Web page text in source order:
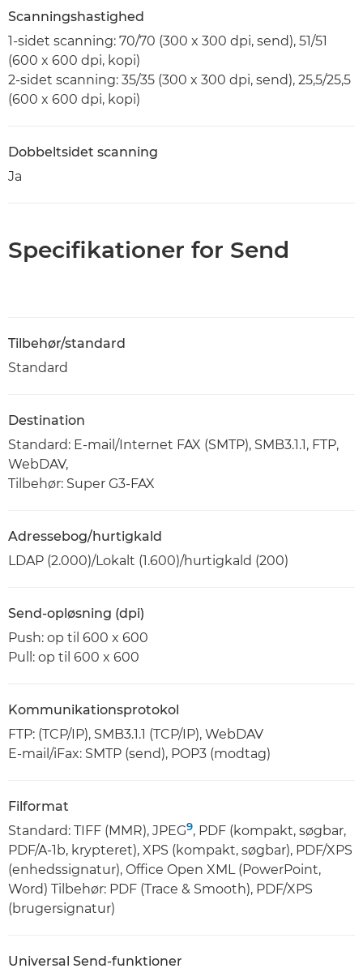
Scanningshastighed
1-sidet scanning: 70/70 (300 x 300 dpi, send), 51/51
(600 x 600 dpi, kopi)
2-sidet scanning: 35/35 (300 x 300 dpi, send), 25,5/25,5
(600 x 600 dpi, kopi)
Dobbeltsidet scanning
Ja
Specifikationer for Send
Tilbehør/standard
Standard
Destination
Standard: E-mail/Internet FAX (SMTP), SMB3.1.1, FTP,
WebDAV,
Tilbehør: Super G3-FAX
Adressebog/hurtigkald
LDAP (2.000)/Lokalt (1.600)/hurtigkald (200)
Send-opløsning (dpi)
Push: op til 600 x 600
Pull: op til 600 x 600
Kommunikationsprotokol
FTP: (TCP/IP), SMB3.1.1 (TCP/IP), WebDAV
E-mail/iFax: SMTP (send), POP3 (modtag)
Filformat
Standard: TIFF (MMR), JPEG9, PDF (kompakt, søgbar,
PDF/A-1b, krypteret), XPS (kompakt, søgbar), PDF/XPS
(enhedssignatur), Office Open XML (PowerPoint,
Word) Tilbehør: PDF (Trace & Smooth), PDF/XPS
(brugersignatur)
Universal Send-funktioner